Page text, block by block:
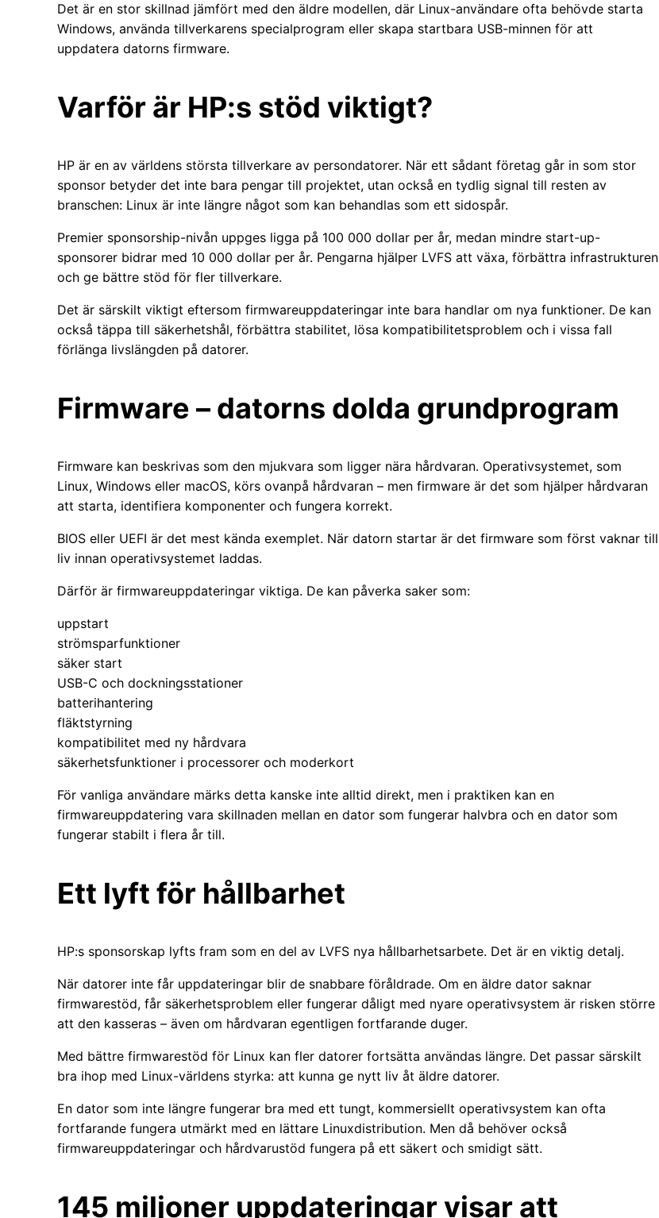
Det är en stor skillnad jämfört med den äldre modellen, där Linux-användare ofta behövde starta
Windows, använda tillverkarens specialprogram eller skapa startbara USB-minnen för att
uppdatera datorns firmware.
Varför är HP:s stöd viktigt?
HP är en av världens största tillverkare av persondatorer. När ett sådant företag går in som stor
sponsor betyder det inte bara pengar till projektet, utan också en tydlig signal till resten av
branschen: Linux är inte längre något som kan behandlas som ett sidospår.
Premier sponsorship-nivån uppges ligga på 100 000 dollar per år, medan mindre start-up-
sponsorer bidrar med 10 000 dollar per år. Pengarna hjälper LVFS att växa, förbättra infrastrukturen
och ge bättre stöd för fler tillverkare.
Det är särskilt viktigt eftersom firmwareuppdateringar inte bara handlar om nya funktioner. De kan
också täppa till säkerhetshål, förbättra stabilitet, lösa kompatibilitetsproblem och i vissa fall
förlänga livslängden på datorer.
Firmware – datorns dolda grundprogram
Firmware kan beskrivas som den mjukvara som ligger nära hårdvaran. Operativsystemet, som
Linux, Windows eller macOS, körs ovanpå hårdvaran – men firmware är det som hjälper hårdvaran
att starta, identifiera komponenter och fungera korrekt.
BIOS eller UEFI är det mest kända exemplet. När datorn startar är det firmware som först vaknar till
liv innan operativsystemet laddas.
Därför är firmwareuppdateringar viktiga. De kan påverka saker som:
uppstart
strömsparfunktioner
säker start
USB-C och dockningsstationer
batterihantering
fläktstyrning
kompatibilitet med ny hårdvara
säkerhetsfunktioner i processorer och moderkort
För vanliga användare märks detta kanske inte alltid direkt, men i praktiken kan en
firmwareuppdatering vara skillnaden mellan en dator som fungerar halvbra och en dator som
fungerar stabilt i flera år till.
Ett lyft för hållbarhet
HP:s sponsorskap lyfts fram som en del av LVFS nya hållbarhetsarbete. Det är en viktig detalj.
När datorer inte får uppdateringar blir de snabbare föråldrade. Om en äldre dator saknar
firmwarestöd, får säkerhetsproblem eller fungerar dåligt med nyare operativsystem är risken större
att den kasseras – även om hårdvaran egentligen fortfarande duger.
Med bättre firmwarestöd för Linux kan fler datorer fortsätta användas längre. Det passar särskilt
bra ihop med Linux-världens styrka: att kunna ge nytt liv åt äldre datorer.
En dator som inte längre fungerar bra med ett tungt, kommersiellt operativsystem kan ofta
fortfarande fungera utmärkt med en lättare Linuxdistribution. Men då behöver också
firmwareuppdateringar och hårdvarustöd fungera på ett säkert och smidigt sätt.
145 miljoner uppdateringar visar att